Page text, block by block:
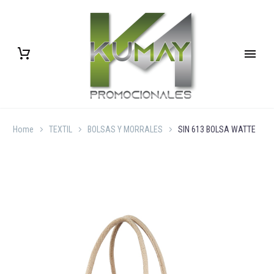
Home TEXTIL BOLSAS Y MORRALES SIN 613 BOLSA WATTE